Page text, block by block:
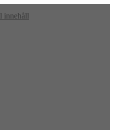
innehåll